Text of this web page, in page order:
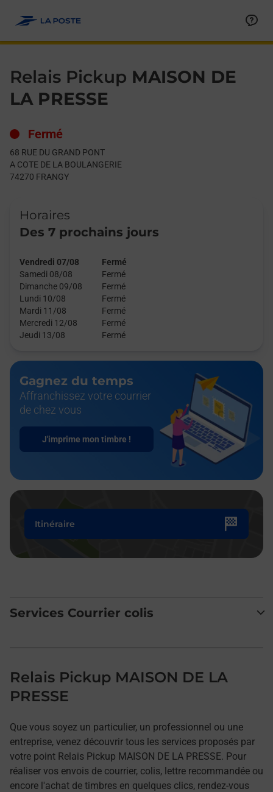
Relais Pickup MAISON DE
LA PRESSE
Fermé
68 RUE DU GRAND PONT
A COTE DE LA BOULANGERIE
74270 FRANGY
Horaires
Des 7 prochains jours
Vendredi 07/08
Fermé
Samedi 08/08
Fermé
Dimanche 09/08
Fermé
Lundi 10/08
Fermé
Mardi 11/08
Fermé
Mercredi 12/08
Fermé
Jeudi 13/08
Fermé
Gagnez du temps
Affranchissez votre courrier
de chez vous
J'imprime mon timbre !
Itinéraire
Services Courrier colis
Relais Pickup MAISON DE LA
PRESSE
Que vous soyez un particulier, un professionnel ou une
entreprise, venez découvrir tous les services proposés par
votre point Relais Pickup MAISON DE LA PRESSE. Pour
réaliser vos envois de courrier, colis, lettre recommandée ou
encore l'achat de timbres en quelques clics, rendez-vous